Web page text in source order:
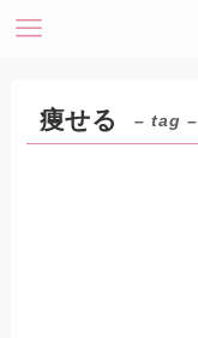
痩せる – tag –